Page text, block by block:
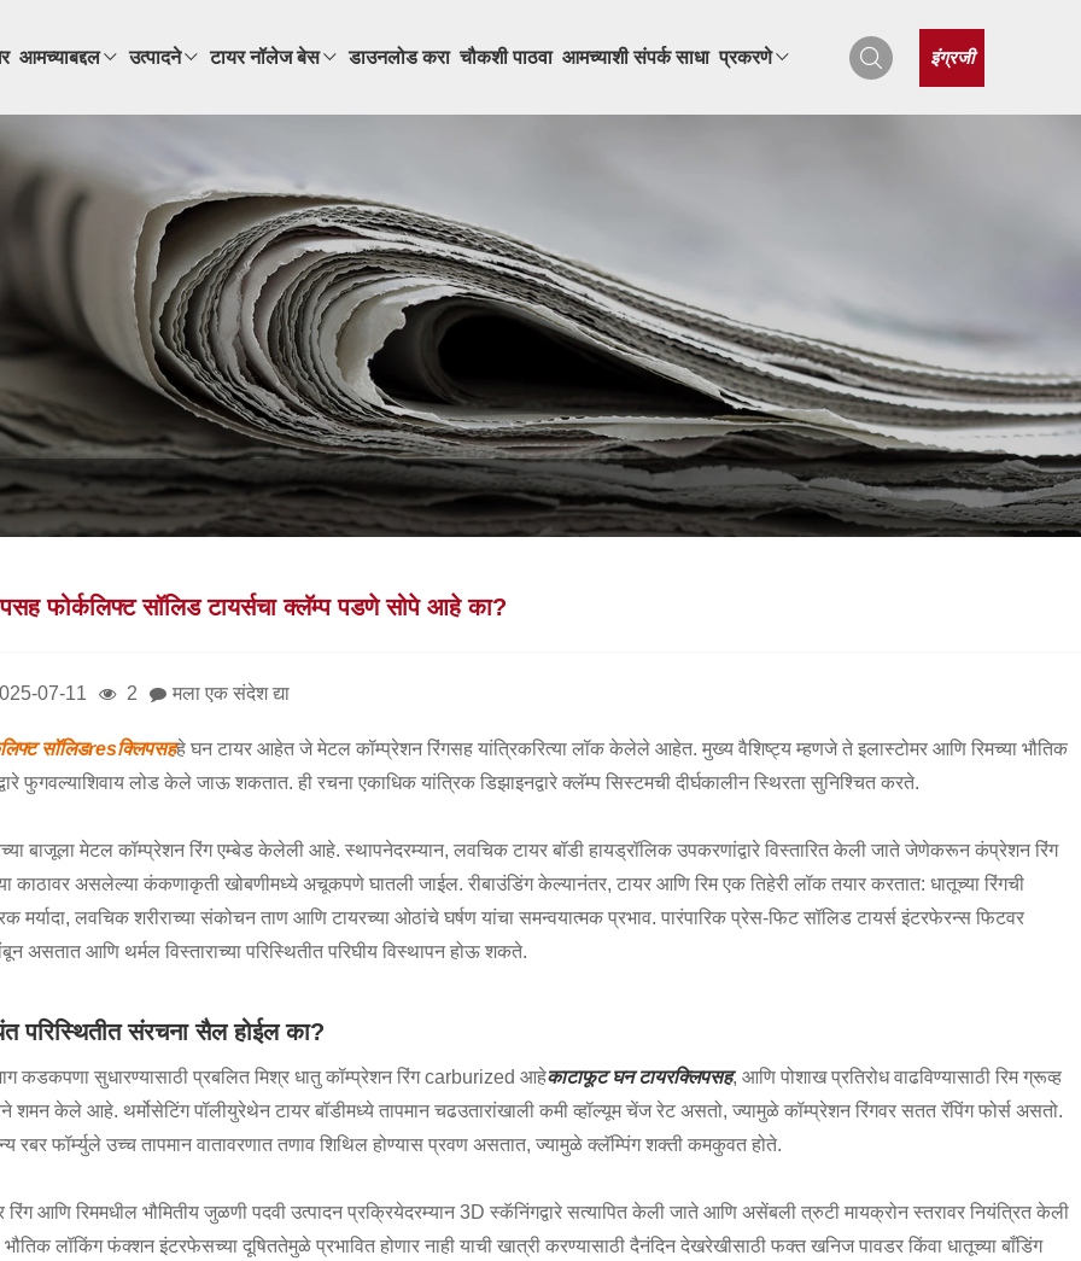
आमच्याबद्दल उत्पादने टायर नॉलेज बेस डाउनलोड करा चौकशी पाठवा आमच्याशी संपर्क साधा प्रकरणे इंग्रजी
फोर्कलिफ्ट सॉलिड टायर्सचा क्लॅम्प पडणे सोपे आहे का?
07-11 2 मला एक संदेश द्या
सॉलिडresक्लिपसहहे घन टायर आहेत जे मेटल कॉम्प्रेशन रिंगसह यांत्रिकरित्या लॉक केलेले आहेत. मुख्य वैशिष्ट्य म्हणजे ते इलास्टोमर आणि रिमच्या भौतिक
फुगवल्याशिवाय लोड केले जाऊ शकतात. ही रचना एकाधिक यांत्रिक डिझाइनद्वारे क्लॅम्प सिस्टमची दीर्घकालीन स्थिरता सुनिश्चित करते.
बाजूला मेटल कॉम्प्रेशन रिंग एम्बेड केलेली आहे. स्थापनेदरम्यान, लवचिक टायर बॉडी हायड्रॉलिक उपकरणांद्वारे विस्तारित केली जाते जेणेकरून कंप्रेशन रिंग
काठावर असलेल्या कंकणाकृती खोबणीमध्ये अचूकपणे घातली जाईल. रीबाउंडिंग केल्यानंतर, टायर आणि रिम एक तिहेरी लॉक तयार करतात: धातूच्या रिंगची
मर्यादा, लवचिक शरीराच्या संकोचन ताण आणि टायरच्या ओठांचे घर्षण यांचा समन्वयात्मक प्रभाव. पारंपारिक प्रेस-फिट सॉलिड टायर्स इंटरफेरन्स फिटवर
असतात आणि थर्मल विस्ताराच्या परिस्थितीत परिघीय विस्थापन होऊ शकते.
परिस्थितीत संरचना सैल होईल का?
कडकपणा सुधारण्यासाठी प्रबलित मिश्र धातु कॉम्प्रेशन रिंग carburized आहेकाटाफूट घन टायरक्लिपसह, आणि पोशाख प्रतिरोध वाढविण्यासाठी रिम ग्रूव्ह
शमन केले आहे. थर्मोसेटिंग पॉलीयुरेथेन टायर बॉडीमध्ये तापमान चढउतारांखाली कमी व्हॉल्यूम चेंज रेट असतो, ज्यामुळे कॉम्प्रेशन रिंगवर सतत रॅपिंग फोर्स असतो.
रबर फॉर्म्युले उच्च तापमान वातावरणात तणाव शिथिल होण्यास प्रवण असतात, ज्यामुळे क्लॅम्पिंग शक्ती कमकुवत होते.
रिंग आणि रिममधील भौमितीय जुळणी पदवी उत्पादन प्रक्रियेदरम्यान 3D स्कॅनिंगद्वारे सत्यापित केली जाते आणि असेंबली त्रुटी मायक्रोन स्तरावर नियंत्रित केली
लॉकिंग फंक्शन इंटरफेसच्या दूषिततेमुळे प्रभावित होणार नाही याची खात्री करण्यासाठी दैनंदिन देखरेखीसाठी फक्त खनिज पावडर किंवा धातूच्या बाँडिंग